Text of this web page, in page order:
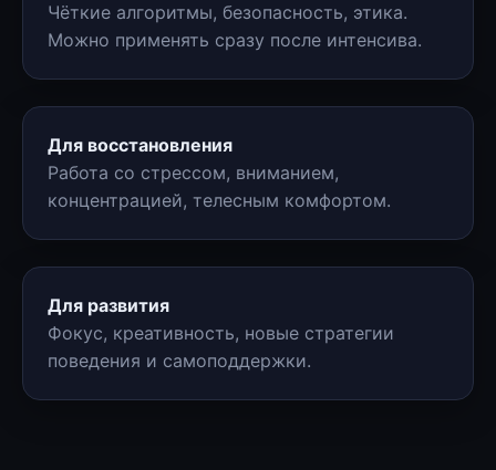
Чёткие алгоритмы, безопасность, этика.
Можно применять сразу после интенсива.
Для восстановления
Работа со стрессом, вниманием,
концентрацией, телесным комфортом.
Для развития
Фокус, креативность, новые стратегии
поведения и самоподдержки.